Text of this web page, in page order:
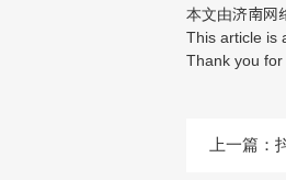
本文由济南网
This article is
Thank you
上一篇：